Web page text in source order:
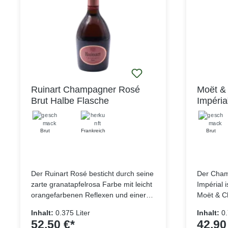
Réserve Brut angenehm trocken, bei
einem insgesamt langen und
eleganten Finale.
Ruinart Champagner Rosé
Brut Halbe Flasche
Brut Frankreich
Der Ruinart Rosé besticht durch seine
zarte granatapfelrosa Farbe mit leicht
orangefarbenen Reflexen und einer
Chardonnay-Trauben aus der Coté
Inhalt: 0.375 Liter
52,50 €*
Moët
Brut
Der
Impérial
Moët &
und
Inhalt: